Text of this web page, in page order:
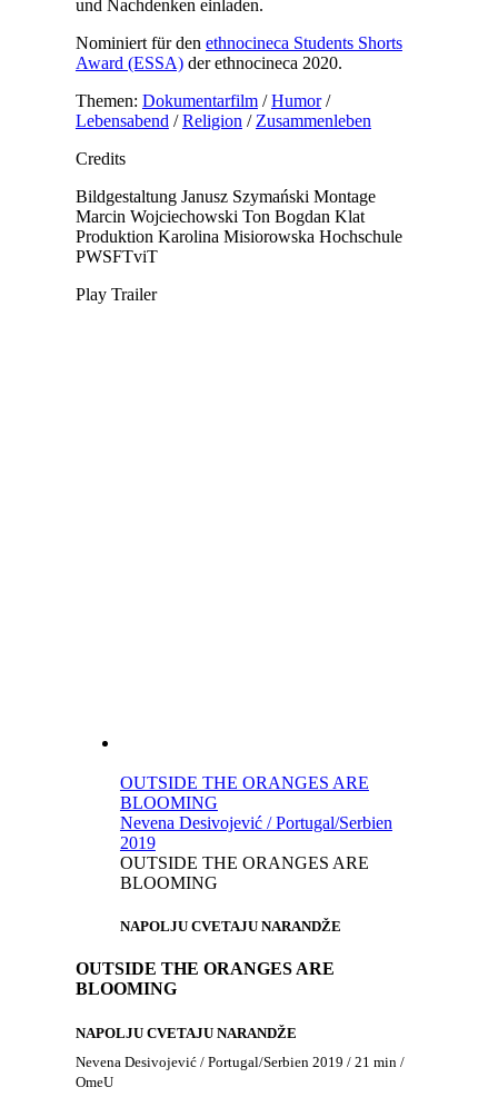
und Nachdenken einladen.
Nominiert für den ethnocineca Students Shorts
Award (ESSA)der ethnocineca 2020.
Themen: Dokumentarfilm/Humor/
Lebensabend /Religion / Zusammenleben
Credits
Bildgestaltung Janusz Szymański Montage
Marcin Wojciechowski Ton Bogdan Klat
Produktion Karolina Misiorowska Hochschule
PWSFTviT
Play Trailer
OUTSIDE THE ORANGES ARE
BLOOMING
Nevena Desivojević / Portugal/Serbien
2019
OUTSIDE THE ORANGES ARE
BLOOMING
NAPOLJU CVETAJU NARANDŽE
OUTSIDE THE ORANGES ARE
BLOOMING
NAPOLJU CVETAJU NARANDŽE
Nevena Desivojević / Portugal/Serbien 2019 / 21 min /
OmeU